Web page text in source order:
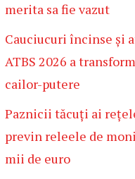
merita sa fie vazut
Cauciucuri încinse și
ATBS 2026 a
cailor-putere
Paznicii tăcuți ai
previn releele de
mii de euro